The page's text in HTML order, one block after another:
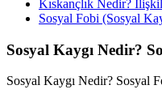
Kıskançlık Nedir?
Sosyal Fobi (Sosyal
Sosyal Kaygı Nedir?
Sosyal Kaygı Nedir? Sosyal